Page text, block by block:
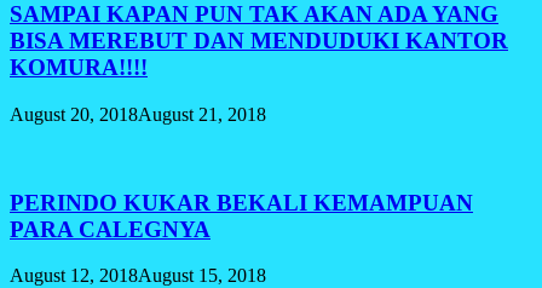
SAMPAI KAPAN PUN TAK AKAN ADA YANG
BISA MEREBUT DAN MENDUDUKI KANTOR
KOMURA!!!!
August 20, 2018August 21, 2018
PERINDO KUKAR BEKALI KEMAMPUAN
PARA CALEGNYA
August 12, 2018August 15, 2018